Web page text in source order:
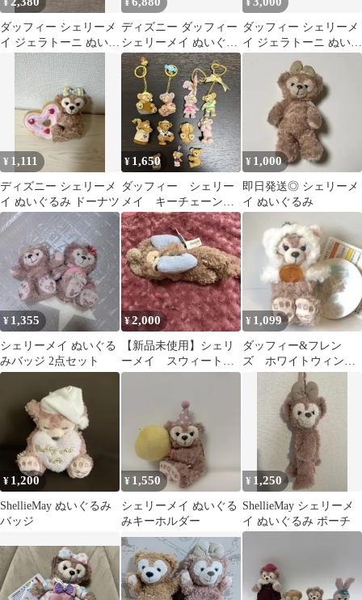
¥
ダッフィー シェリーメ
イ ジェラトーニ ぬいぐ
るみ 3点セット
¥
ディズニー ダッフィー
シェリーメイ ぬいぐる
み Sサイズ 2体セット
¥
ダッフィー シェリーメ
イ ジェラトーニ ぬいぐ
るみ 3点セット
¥ 1,111
ディズニー シェリーメ
イ ぬいぐるみ ドーナツ
¥ 1,650
ダッフィー シェリー
メイ キーチェーン
マスコット10点まとめ
売りおまけ付き
¥ 1,000
即日発送◎ シェリーメ
イ ぬいぐるみ
¥ 1,355
シェリーメイ ぬいぐる
みバッジ 2点セット
¥2,000
【新品未使用】シェリ
ーメイ スウィートド
リーム ぬいぐるみ
¥ 1,099
ダッフィー&フレン
ズ ホワイトウィンタ
ータイム シェリーメ
¥ 1,200
ShellieMay ぬいぐるみ
バッジ
¥ 1,550
シェリーメイ ぬいぐる
みキーホルダー
¥ 1,250
ShellieMay シェリーメ
イ ぬいぐるみ ポーチ